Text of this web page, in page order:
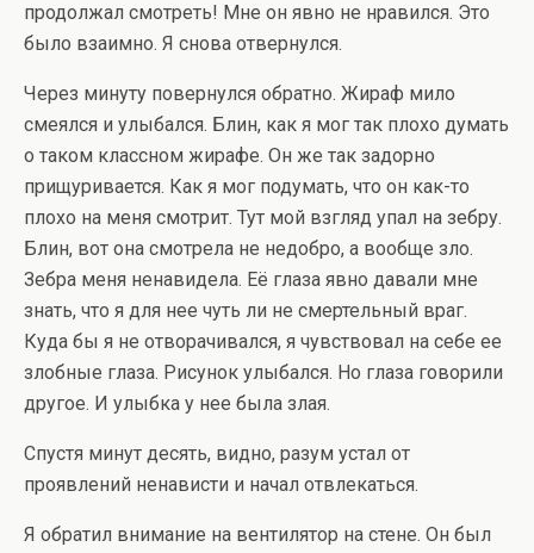
продолжал смотреть! Мне он явно не нравился. Это
было взаимно. Я снова отвернулся.
Через минуту повернулся обратно. Жираф мило
смеялся и улыбался. Блин, как я мог так плохо думать
о таком классном жирафе. Он же так задорно
прищуривается. Как я мог подумать, что он как-то
плохо на меня смотрит. Тут мой взгляд упал на зебру.
Блин, вот она смотрела не недобро, а вообще зло.
Зебра меня ненавидела. Её глаза явно давали мне
знать, что я для нее чуть ли не смертельный враг.
Куда бы я не отворачивался, я чувствовал на себе ее
злобные глаза. Рисунок улыбался. Но глаза говорили
другое. И улыбка у нее была злая.
Спустя минут десять, видно, разум устал от
проявлений ненависти и начал отвлекаться.
Я обратил внимание на вентилятор на стене. Он был